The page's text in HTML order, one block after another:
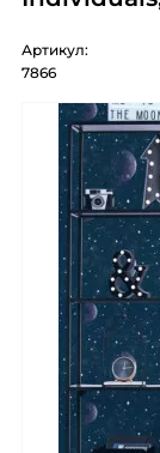
Артикул:
7866